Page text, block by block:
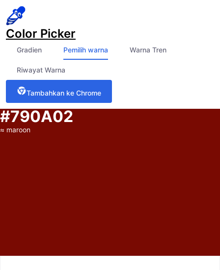
Color Picker
Gradien Pemilih warna Warna Tren
Riwayat Warna
Tambahkan ke Chrome
#790A02
≈ maroon